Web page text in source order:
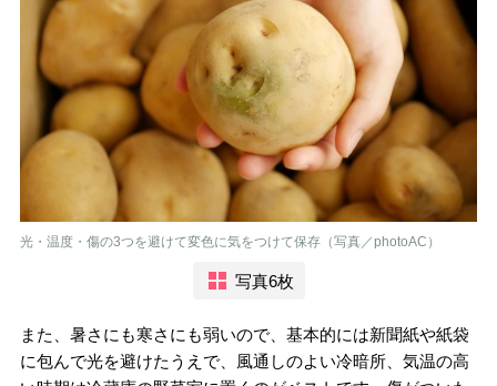
光・温度・傷の3つを避けて変色に気をつけて保存（写真／photoAC）
写真6枚
また、暑さにも寒さにも弱いので、基本的には新聞紙や紙袋
に包んで光を避けたうえで、風通しのよい冷暗所、気温の高